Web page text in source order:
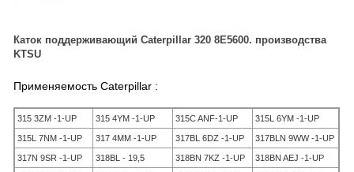
Каток поддерживающий Caterpillar 320 8E5600. производства
KTSU
Применяемость Caterpillar :
315 3ZM -1-UP 315 4YM -1-UP 315C ANF-1-UP 315L 6YM -1-UP
315L 7NM -1-UP 317 4MM -1-UP 317BL 6DZ -1-UP 317BLN 9WW -1-UP
317N 9SR -1-UP 318BL - 19,5 318BN 7KZ -1-UP 318BN AEJ -1-UP